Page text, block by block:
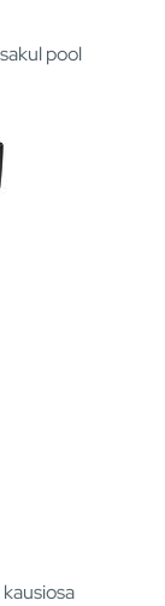
pool